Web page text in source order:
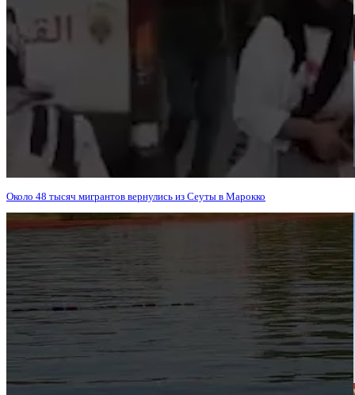
Около 48 тысяч мигрантов вернулись из Сеуты в Марокко